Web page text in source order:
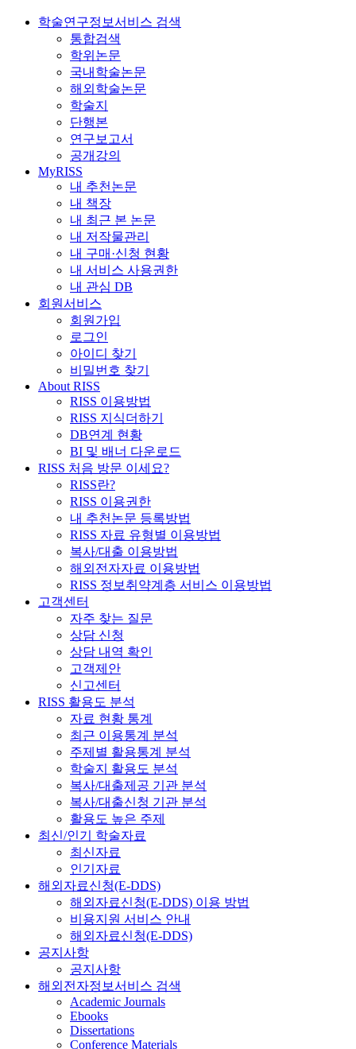
학술연구정보서비스 검색
통합검색
학위논문
국내학술논문
해외학술논문
학술지
단행본
연구보고서
공개강의
MyRISS
내 추천논문
내 책장
내 최근 본 논문
내 저작물관리
내 구매·신청 현황
내 서비스 사용권한
내 관심 DB
회원서비스
회원가입
로그인
아이디 찾기
비밀번호 찾기
About RISS
RISS 이용방법
RISS 지식더하기
DB연계 현황
BI 및 배너 다운로드
RISS 처음 방문 이세요?
RISS란?
RISS 이용권한
내 추천논문 등록방법
RISS 자료 유형별 이용방법
복사/대출 이용방법
해외전자자료 이용방법
RISS 정보취약계층 서비스 이용방법
고객센터
자주 찾는 질문
상담 신청
상담 내역 확인
고객제안
신고센터
RISS 활용도 분석
자료 현황 통계
최근 이용통계 분석
주제별 활용통계 분석
학술지 활용도 분석
복사/대출제공 기관 분석
복사/대출신청 기관 분석
활용도 높은 주제
최신/인기 학술자료
최신자료
인기자료
해외자료신청(E-DDS)
해외자료신청(E-DDS) 이용 방법
비용지원 서비스 안내
해외자료신청(E-DDS)
공지사항
공지사항
해외전자정보서비스 검색
Academic Journals
Ebooks
Dissertations
Conference Materials